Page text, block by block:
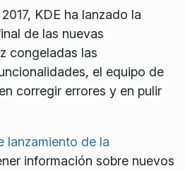
KDE ha lanzado la
de las nuevas
congeladas las
el equipo de
corregir errores y en pulir
lanzamiento de la
información sobre nuevos